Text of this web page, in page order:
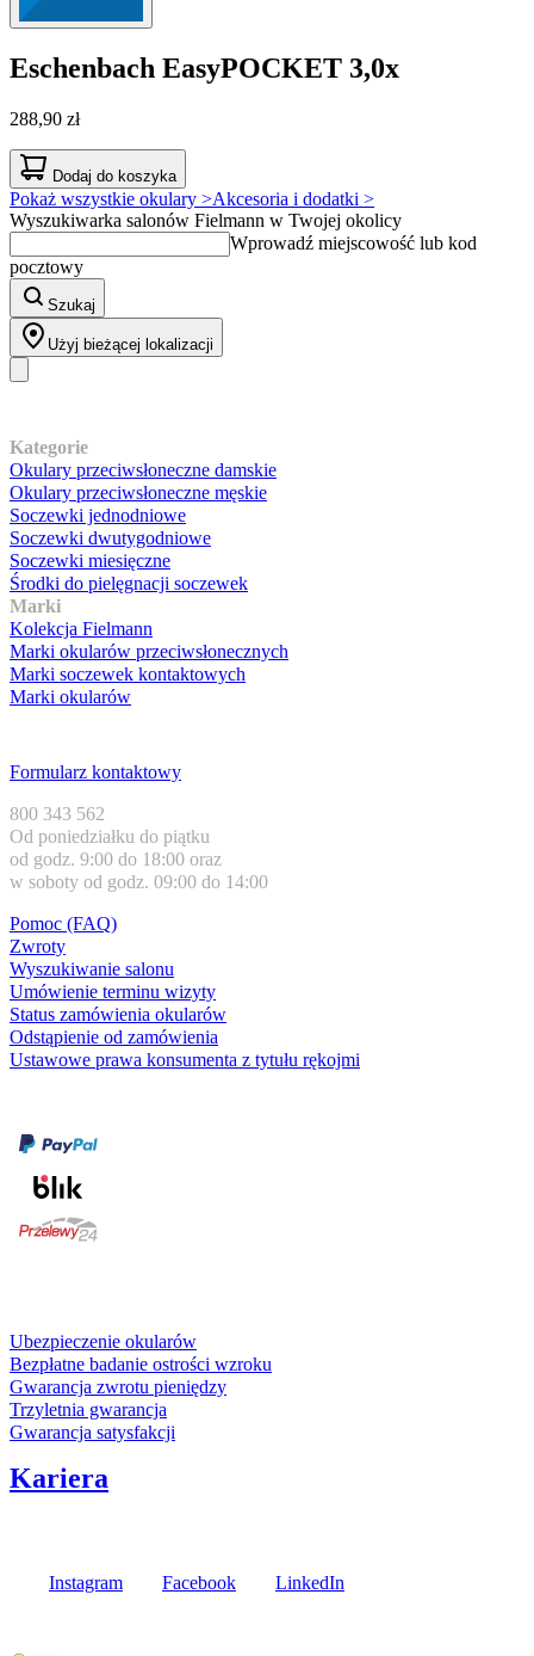
Eschenbach EasyPOCKET 3,0x
288,90 zł
Dodaj do koszyka
Pokaż wszystkie okulary >Akcesoria i dodatki >
Wyszukiwarka salonów Fielmann w Twojej okolicy
Wprowadź miejscowość lub kod
pocztowy
Szukaj
Użyj bieżącej lokalizacji
Kategorie
Okulary przeciwsłoneczne damskie
Okulary przeciwsłoneczne męskie
Soczewki jednodniowe
Soczewki dwutygodniowe
Soczewki miesięczne
Środki do pielęgnacji soczewek
Marki
Kolekcja Fielmann
Marki okularów przeciwsłonecznych
Marki soczewek kontaktowych
Marki okularów
Formularz kontaktowy
800 343 562
Od poniedziałku do piątku
od godz. 9:00 do 18:00 oraz
w soboty od godz. 09:00 do 14:00
Pomoc (FAQ)
Zwroty
Wyszukiwanie salonu
Umówienie terminu wizyty
Status zamówienia okularów
Odstąpienie od zamówienia
Ustawowe prawa konsumenta z tytułu rękojmi
Ubezpieczenie okularów
Bezpłatne badanie ostrości wzroku
Gwarancja zwrotu pieniędzy
Trzyletnia gwarancja
Gwarancja satysfakcji
Kariera
Instagram Facebook LinkedIn